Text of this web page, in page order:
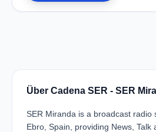
Über Cadena SER - SER
SER Miranda is a broadcast radio
Ebro, Spain, providing News, Talk